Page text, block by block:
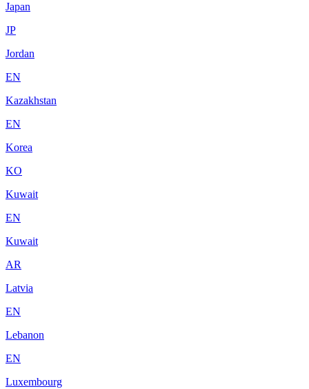
Japan
JP
Jordan
EN
Kazakhstan
EN
Korea
KO
Kuwait
EN
Kuwait
AR
Latvia
EN
Lebanon
EN
Luxembourg